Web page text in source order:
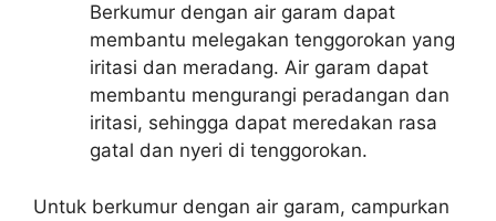
Berkumur dengan air garam dapat
membantu melegakan tenggorokan yang
iritasi dan meradang. Air garam dapat
membantu mengurangi peradangan dan
iritasi, sehingga dapat meredakan rasa
gatal dan nyeri di tenggorokan.
Untuk berkumur dengan air garam, campurkan